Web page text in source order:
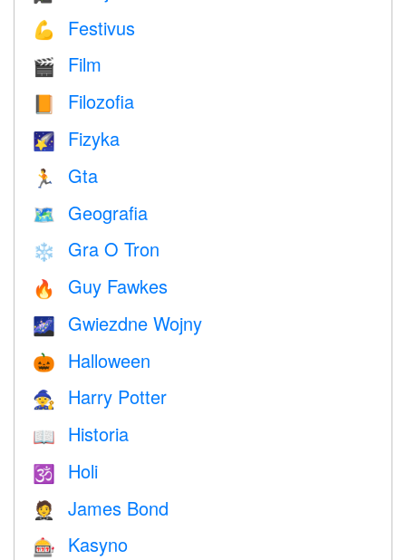
💪 Festivus
🎬 Film
📙 Filozofia
🌠 Fizyka
🏃 Gta
🗺 Geografia
❄️ Gra O Tron
🔥 Guy Fawkes
🌌 Gwiezdne Wojny
🎃 Halloween
🧙 Harry Potter
📖 Historia
🕉 Holi
🤵 James Bond
🎰 Kasyno